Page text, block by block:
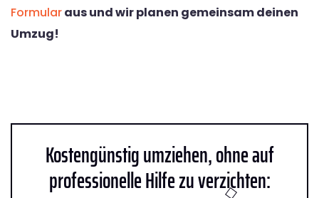
Formularaus und wir planen gemeinsam deinen
Umzug!
Kostengünstig umziehen, ohne auf
professionelle Hilfe zu verzichten: